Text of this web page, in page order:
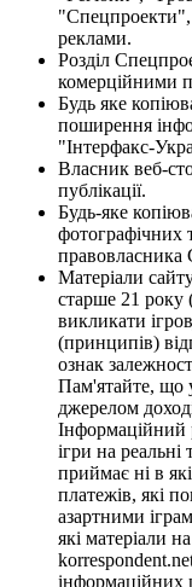
реклами.
Розділ
комерційними
Будь яке
поширення
"Інтерфакс-
Власник веб-
публікації.
Будь-яке
фотографічних
правовласника
Матеріали
старше 21 року
викликати
(принципів)
ознак
Пам'ятайте, що
джерелом
Інформаційний
ігри на реальні
приймає ні в
платежів, які
азартними
які матеріали
інформаційних